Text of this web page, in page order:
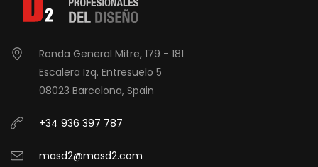
Ronda General Mitre, 179 - 181
Escalera Izq. Entresuelo 5
08023 Barcelona, Spain
+34 936 397 787
masd2@masd2.com